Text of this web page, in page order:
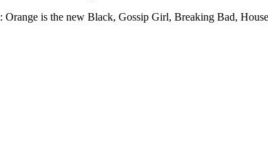
: Orange is the new Black, Gossip Girl, Breaking Bad,